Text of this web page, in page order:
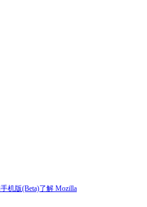
手机版(Beta)了解 Mozilla